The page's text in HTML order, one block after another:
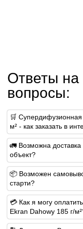
Ответы на
вопросы:
🛒
м² - как заказать в
🚛 Возможна
объект?
📦 Возможен
старти?
💳 Как я могу
Ekran Dahowy 185 г/